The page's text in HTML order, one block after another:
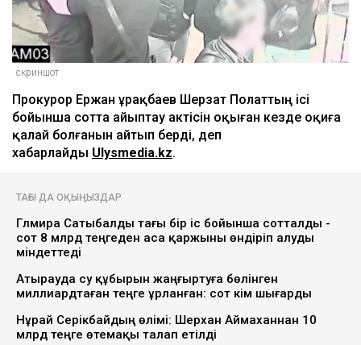
скриншот
Прокурор Ержан Құрақбаев Шерзат Полаттың ісі
бойынша сотта айыптау актісін оқыған кезде оқиға
қалай болғанын айтып берді, деп
хабарлайды Ulysmedia.kz.
ТАҒЫ ДА ОҚЫҢЫЗДАР
Гүлмира Сатыбалды тағы бір іс бойынша сотталды -
сот 8 млрд теңгеден аса қаржыны өндіріп алуды
міндеттеді
Атырауда су құбырын жаңғыртуға бөлінген
миллиардтаған теңге ұрланған: сот үкім шығарды
Нұрай Серікбайдың өлімі: Шерхан Аймаханнан 10
млрд теңге өтемақы талап етілді